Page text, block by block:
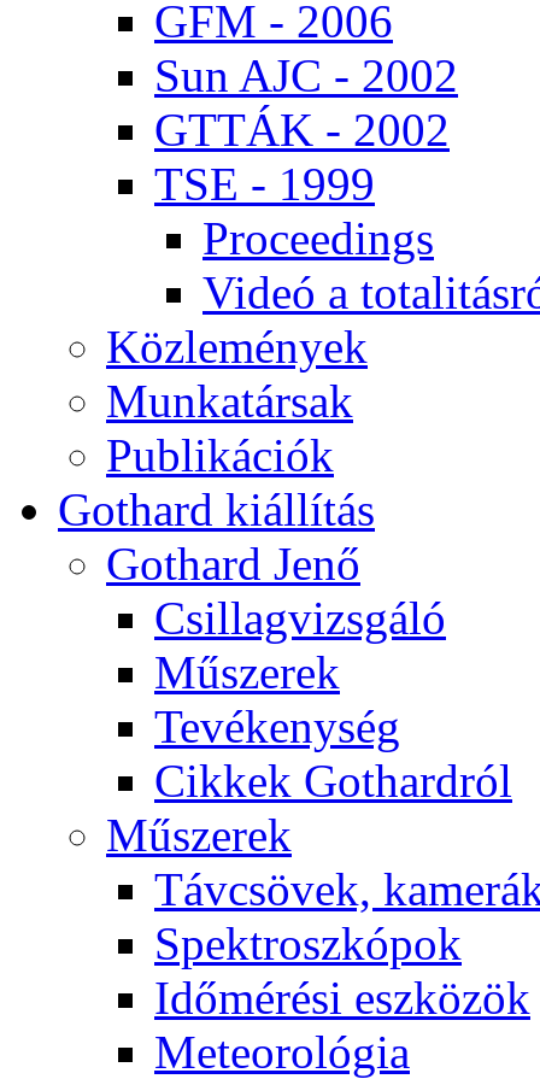
GFM - 2006
Sun AJC - 2002
GT­TÁK - 2002
TSE - 1999
Pro­ce­e­dings
Vi­deó a
Köz­le­mé­nyek
Mun­ka­tár­sak
Pub­li­ká­ci­ók
Got­hard ki­ál­lí­tás
Got­hard Je­nő
Csil­lag­vizs­gá­ló
Mű­sze­rek
Te­vé­keny­ség
Cik­kek Got­hard­ról
Mű­sze­rek
Táv­csö­vek,
Spekt­rosz­kó­pok
Idő­mé­ré­si esz­kö­zök
Me­te­o­ro­ló­gia